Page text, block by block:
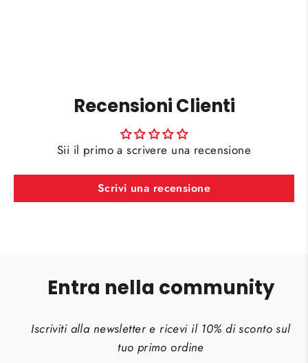
Recensioni Clienti
Sii il primo a scrivere una recensione
Scrivi una recensione
Entra nella community
Iscriviti alla newsletter e ricevi il 10% di sconto sul
tuo primo ordine